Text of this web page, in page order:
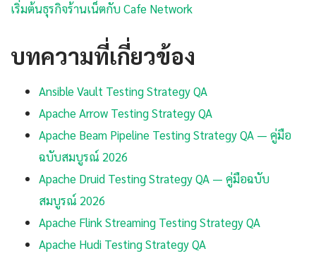
เริ่มต้นธุรกิจร้านเน็ตกับ Cafe Network
บทความที่เกี่ยวข้อง
Ansible Vault Testing Strategy QA
Apache Arrow Testing Strategy QA
Apache Beam Pipeline Testing Strategy QA — คู่มือ
ฉบับสมบูรณ์ 2026
Apache Druid Testing Strategy QA — คู่มือฉบับ
สมบูรณ์ 2026
Apache Flink Streaming Testing Strategy QA
Apache Hudi Testing Strategy QA